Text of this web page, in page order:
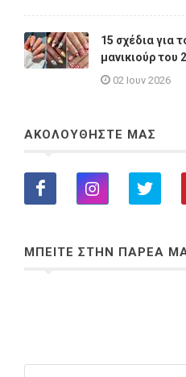
15 σχέδια για
μανικιούρ του
02 Ιουν 2026
ΑΚΟΛΟΥΘΗΣΤΕ ΜΑΣ
ΜΠΕΙΤΕ ΣΤΗΝ ΠΑΡΕΑ